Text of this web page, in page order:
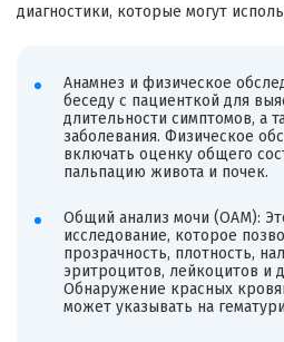
диагностики, которые могут
Анамнез и физическое
беседу с пациенткой для
длительности симптомов, а
заболевания. Физическое
включать оценку общего
пальпацию живота и почек.
Общий анализ мочи (ОАМ):
исследование, которое
прозрачность, плотность,
эритроцитов, лейкоцитов и
Обнаружение красных
может указывать на